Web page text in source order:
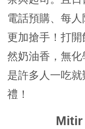
電話預購、每
更加搶手！打
然奶油香，無
是許多人一吃
禮！
Mitir